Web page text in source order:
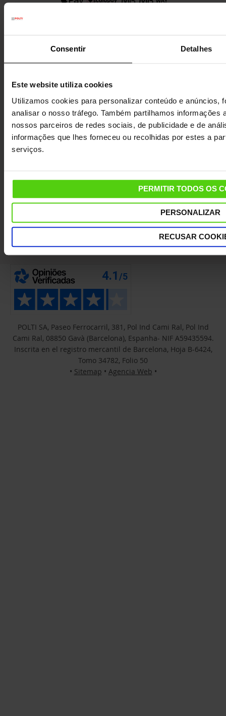
Consentir Detalhes
Este website utiliza cookies
Utilizamos cookies para personalizar conteúdo e anúncios,
analisar o nosso tráfego. Também partilhamos
nossos parceiros de redes sociais, de publicidade e de
informações que lhes forneceu ou recolhidas por estes a
serviços.
PERMITIR TODOS OS
PERSONALIZAR
RECUSAR
As melhores dicas para limpar e
organizar a casa, o lugar mais
POLTI SA, Paseo Ferrocarril, 381, Pol Ind Cami Ral, Pol Ind
Cami Ral, 08850 Gavà (Barcelona), Espanha- NIF A59435594.
Inscrita en el registro mercantil de Barcelona, Hoja B-6424,
Tomo 34782, Folio 50
• Sitemap • Agencia Web •